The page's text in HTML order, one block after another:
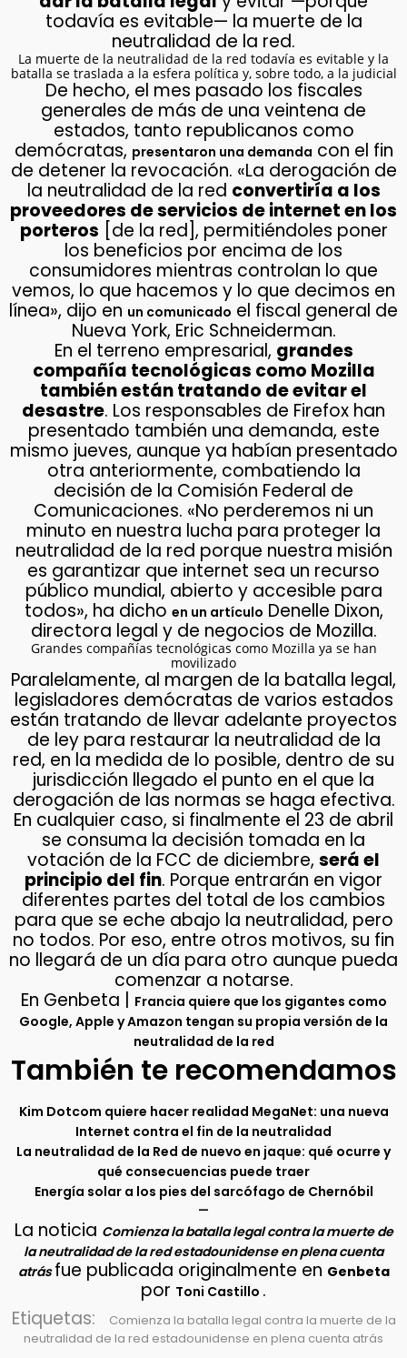
todavía es evitable— la muerte de la
neutralidad de la red.
La muerte de la neutralidad de la red todavía es evitable y la
batalla se traslada a la esfera política y, sobre todo, a la judicial
De hecho, el mes pasado los fiscales
generales de más de una veintena de
estados, tanto republicanos como
demócratas, presentaron una demanda con el fin
de detener la revocación. «La derogación de
la neutralidad de la red convertiría a los
proveedores de servicios de internet en los
porteros [de la red], permitiéndoles poner
los beneficios por encima de los
consumidores mientras controlan lo que
vemos, lo que hacemos y lo que decimos en
línea», dijo en un comunicado el fiscal general de
Nueva York, Eric Schneiderman.
En el terreno empresarial, grandes
compañía tecnológicas como Mozilla
también están tratando de evitar el
desastre. Los responsables de Firefox han
presentado también una demanda, este
mismo jueves, aunque ya habían presentado
otra anteriormente, combatiendo la
decisión de la Comisión Federal de
Comunicaciones. «No perderemos ni un
minuto en nuestra lucha para proteger la
neutralidad de la red porque nuestra misión
es garantizar que internet sea un recurso
público mundial, abierto y accesible para
todos», ha dicho en un artículo Denelle Dixon,
directora legal y de negocios de Mozilla.
Grandes compañías tecnológicas como Mozilla ya se han
movilizado
Paralelamente, al margen de la batalla legal,
legisladores demócratas de varios estados
están tratando de llevar adelante proyectos
de ley para restaurar la neutralidad de la
red, en la medida de lo posible, dentro de su
jurisdicción llegado el punto en el que la
derogación de las normas se haga efectiva.
En cualquier caso, si finalmente el 23 de abril
se consuma la decisión tomada en la
votación de la FCC de diciembre, será el
principio del fin. Porque entrarán en vigor
diferentes partes del total de los cambios
para que se eche abajo la neutralidad, pero
no todos. Por eso, entre otros motivos, su fin
no llegará de un día para otro aunque pueda
comenzar a notarse.
En Genbeta |
Francia quiere que los gigantes como
Google, Apple y Amazon tengan su propia versión de la
neutralidad de la red
También te recomendamos
Kim Dotcom quiere hacer realidad MegaNet: una nueva
Internet contra el fin de la neutralidad
La neutralidad de la Red de nuevo en jaque: qué ocurre y
qué consecuencias puede traer
Energía solar a los pies del sarcófago de Chernóbil
–
La noticia Comienza la batalla legal contra la muerte de
la neutralidad de la red estadounidense en plena cuenta
atrásfue publicada originalmente en Genbeta
por Toni Castillo .
Etiquetas:
Comienza la batalla legal contra la muerte de la
neutralidad de la red estadounidense en plena cuenta atrás